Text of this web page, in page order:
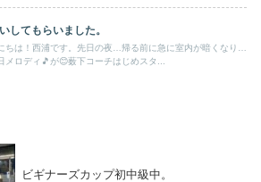
してもらいました。
ちは！西浦です。先日の夜…帰る前に急に室内が暗くなり…
メロディ🎵が😊薮下コーチはじめスタ...
ビギナーズカップ初中級中。